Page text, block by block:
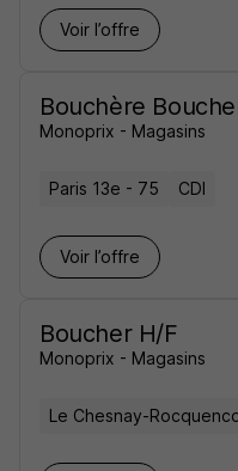
Voir l’offre
Bouchère
Monoprix - Magasins
Paris 13e - 75 CDI
Voir l’offre
Boucher H/F
Monoprix - Magasins
Le Chesnay-